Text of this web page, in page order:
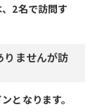
2名で訪問す
ませんが訪
となります。